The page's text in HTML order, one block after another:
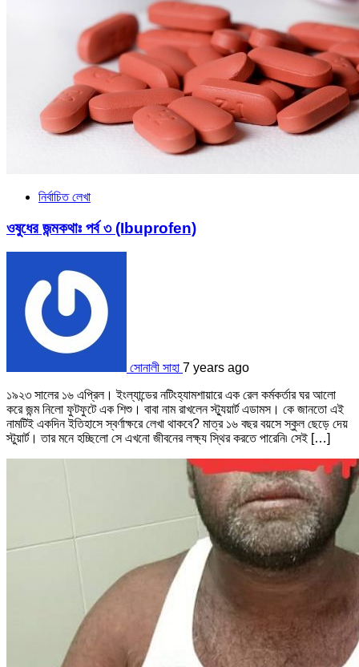
নির্বাচিত লেখা
ওষুধের জন্মকথাঃ পর্ব ৩ (Ibuprofen)
সোনালী সাহা 7 years ago
১৯২৩ সালের ১৬ এপ্রিল। ইংল্যান্ডের নটিংহ্যামশায়ারে এক রেল কর্মকর্তার ঘর আলো
করে জন্ম নিলো ফুটফুটে এক শিশু। বাবা নাম রাখলেন স্ট্যুয়ার্ট এডামস। কে জানতো এই
নামটিই একদিন ইতিহাসে স্বর্ণাক্ষরে লেখা থাকবে? মাত্র ১৬ বছর বয়সে স্কুল ছেড়ে দেয়
স্টুয়ার্ট। তার মনে হচ্ছিলো সে এখনো জীবনের লক্ষ্য স্থির করতে পারেনি৷ সেই […]